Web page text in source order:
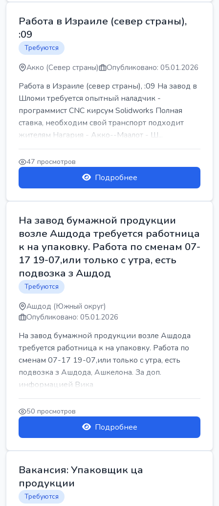
Работа в Израиле (север страны),
:09
Требуются
Акко (Север страны) Опубликовано: 05.01.2026
Работа в Израиле (север страны), :09 На завод в
Шломи требуется опытный наладчик -
программист CNC кирсум Solidworks Полная
ставка, необходим свой транспорт подходит
жителям Нагария - Акко--Маалот - Ш...
47 просмотров
Подробнее
На завод бумажной продукции
возле Ашдода требуется работница
к на упаковку. Работа по сменам 07-
17 19-07,или только с утра, есть
подвозка з Ашдод
Требуются
Ашдод (Южный округ)
Опубликовано: 05.01.2026
На завод бумажной продукции возле Ашдода
требуется работница к на упаковку. Работа по
сменам 07-17 19-07,или только с утра, есть
подвозка з Ашдода, Ашкелона. За доп.
информацией Вика
50 просмотров
Подробнее
Вакансия: Упаковщик ца
продукции
Требуются